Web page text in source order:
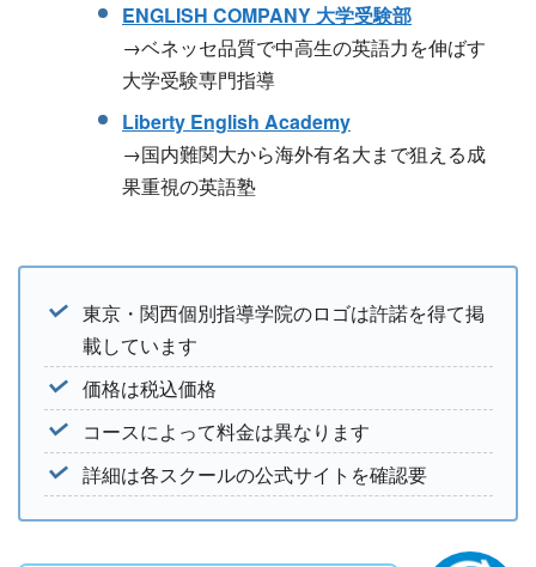
ENGLISH COMPANY 大学受験部
→ベネッセ品質で中高生の英語力を伸ばす
大学受験専門指導
Liberty English Academy
→国内難関大から海外有名大まで狙える成
果重視の英語塾
東京・関西個別指導学院のロゴは許諾を得て掲
載しています
価格は税込価格
コースによって料金は異なります
詳細は各スクールの公式サイトを確認要